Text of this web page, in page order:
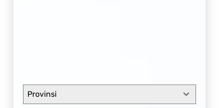
Provinsi